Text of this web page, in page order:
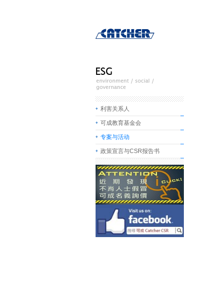
利害关系人
可成教育基金会
专案与活动
政策宣言与CSR报告书